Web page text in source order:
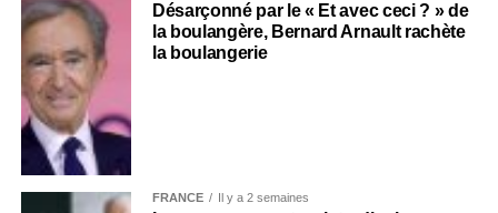
Désarçonné par le « Et avec ceci ? » de
la boulangère, Bernard Arnault rachète
la boulangerie
FRANCE Il y a 2 semaines